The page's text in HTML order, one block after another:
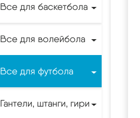
Все для баскетбола
Все для волейбола
Все для футбола
Гантели, штанги, гири